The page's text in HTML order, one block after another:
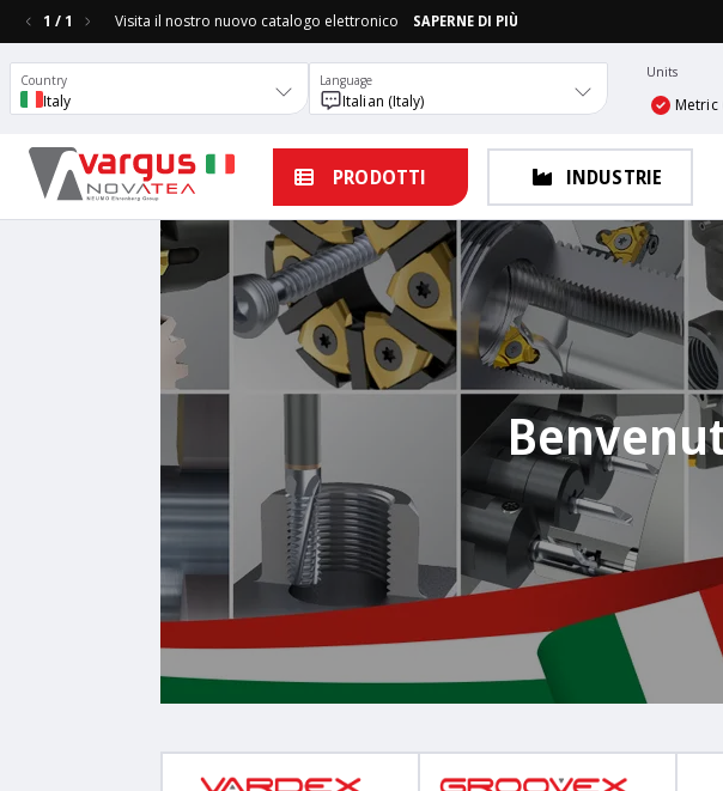
1 / 1 Visita il nostro nuovo catalogo elettronico SAPERNE DI PIÙ
Country
Italy
Language
Italian (Italy)
Units
Metric
PRODOTTI INDUSTRIE